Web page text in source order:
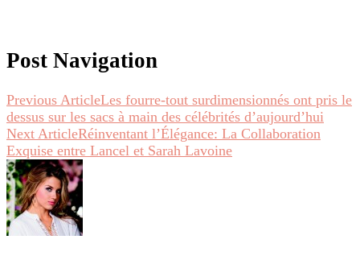
Post Navigation
Previous ArticleLes fourre-tout surdimensionnés ont pris le
dessus sur les sacs à main des célébrités d’aujourd’hui
Next ArticleRéinventant l’Élégance: La Collaboration
Exquise entre Lancel et Sarah Lavoine